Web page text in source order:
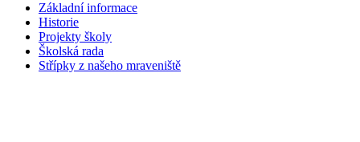
Základní informace
Historie
Projekty školy
Školská rada
Střípky z našeho mraveniště